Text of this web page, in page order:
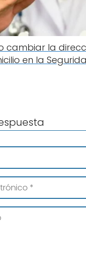
cambiar la
en la